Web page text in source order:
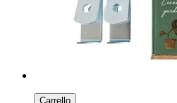
Carrello